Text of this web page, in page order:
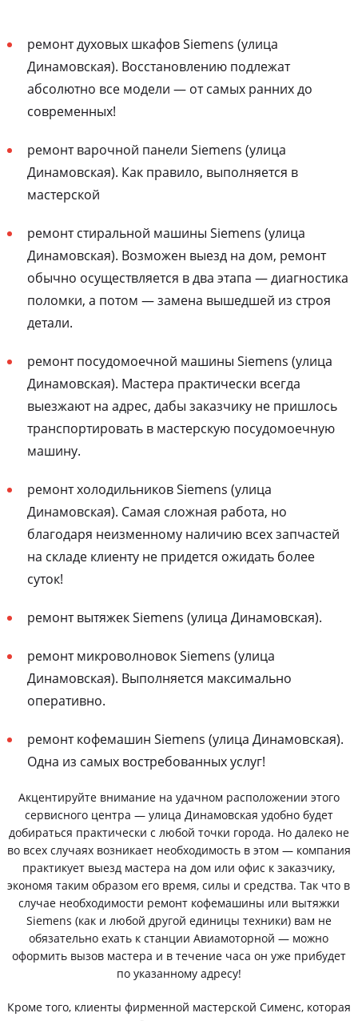
ремонт духовых шкафов Siemens (улица
Динамовская). Восстановлению подлежат
абсолютно все модели — от самых ранних до
современных!
ремонт варочной панели Siemens (улица
Динамовская). Как правило, выполняется в
мастерской
ремонт стиральной машины Siemens (улица
Динамовская). Возможен выезд на дом, ремонт
обычно осуществляется в два этапа — диагностика
поломки, а потом — замена вышедшей из строя
детали.
ремонт посудомоечной машины Siemens (улица
Динамовская). Мастера практически всегда
выезжают на адрес, дабы заказчику не пришлось
транспортировать в мастерскую посудомоечную
машину.
ремонт холодильников Siemens (улица
Динамовская). Самая сложная работа, но
благодаря неизменному наличию всех запчастей
на складе клиенту не придется ожидать более
суток!
ремонт вытяжек Siemens (улица Динамовская).
ремонт микроволновок Siemens (улица
Динамовская). Выполняется максимально
оперативно.
ремонт кофемашин Siemens (улица Динамовская).
Одна из самых востребованных услуг!
Акцентируйте внимание на удачном расположении этого
сервисного центра — улица Динамовская удобно будет
добираться практически с любой точки города. Но далеко не
во всех случаях возникает необходимость в этом — компания
практикует выезд мастера на дом или офис к заказчику,
экономя таким образом его время, силы и средства. Так что в
случае необходимости ремонт кофемашины или вытяжки
Siemens (как и любой другой единицы техники) вам не
обязательно ехать к станции Авиамоторной — можно
оформить вызов мастера и в течение часа он уже прибудет
по указанному адресу!
Кроме того, клиенты фирменной мастерской Сименс, которая